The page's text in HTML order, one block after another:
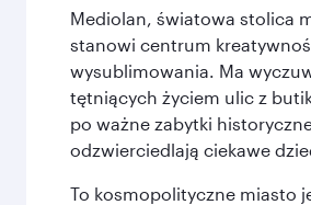
Mediolan, światowa stolica
stanowi centrum
wysublimowania. Ma
tętniących życiem ulic z
po ważne zabytki
odzwierciedlają ciekawe
To kosmopolityczne miasto